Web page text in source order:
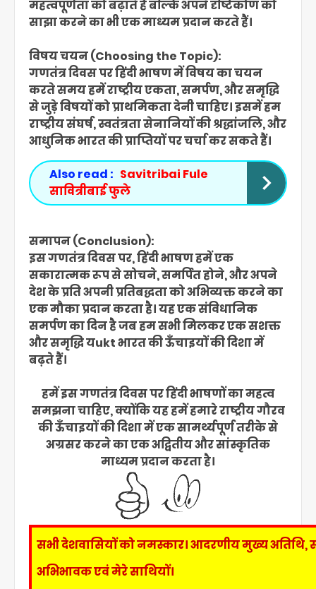
महत्वपूर्णता को बढ़ाते हैं बल्कि अपने दृष्टिकोण को
साझा करने का भी एक माध्यम प्रदान करते हैं।
विषय चयन (Choosing the Topic):
गणतंत्र दिवस पर हिंदी भाषण में विषय का चयन
करते समय हमें राष्ट्रीय एकता, समर्पण, और समृद्धि
से जुड़े विषयों को प्राथमिकता देनी चाहिए। इसमें हम
राष्ट्रीय संघर्ष, स्वतंत्रता सेनानियों की श्रद्धांजलि, और
आधुनिक भारत की प्राप्तियों पर चर्चा कर सकते हैं।
Also read : Savitribai Fule
सावित्रीबाई फुले
समापन (Conclusion):
इस गणतंत्र दिवस पर, हिंदी भाषण हमें एक
सकारात्मक रूप से सोचने, समर्पित होने, और अपने
देश के प्रति अपनी प्रतिबद्धता को अभिव्यक्त करने का
एक मौका प्रदान करता है। यह एक संविधानिक
समर्पण का दिन है जब हम सभी मिलकर एक सशक्त
और समृद्धि यukt भारत की ऊँचाइयों की दिशा में
बढ़ते हैं।
हमें इस गणतंत्र दिवस पर हिंदी भाषणों का महत्व
समझना चाहिए, क्योंकि यह हमें हमारे राष्ट्रीय गौरव
की ऊँचाइयों की दिशा में एक सामर्थ्यपूर्ण तरीके से
अग्रसर करने का एक अद्वितीय और सांस्कृतिक
माध्यम प्रदान करता है।
सभी देशवासियों को नमस्कार। आदरणीय मुख्य अतिथि,
अभिभावक एवं मेरे साथियों।